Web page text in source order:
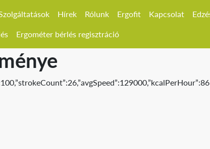
Hírek Rólunk Ergofit Kapcsolat
Ergométer bérlés regisztráció